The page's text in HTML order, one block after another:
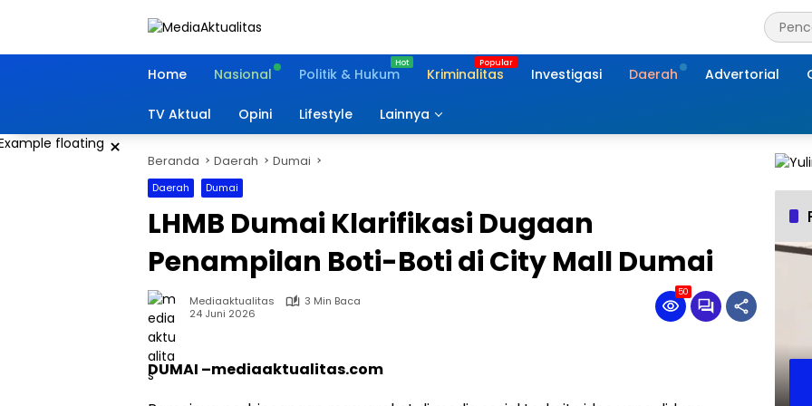
Home
Nasional Politik & Hukum Kriminalitas Investigasi Daerah Advertorial
TV Aktual Opini Lifestyle Lainnya
× Beranda Daerah Dumai
Daerah Dumai
LHMB Dumai Klarifikasi Dugaan
Penampilan Boti-Boti di City Mall Dumai
Mediaaktualitas
3 Min Baca
24 Juni 2026
50
DUMAI –mediaaktualitas.com